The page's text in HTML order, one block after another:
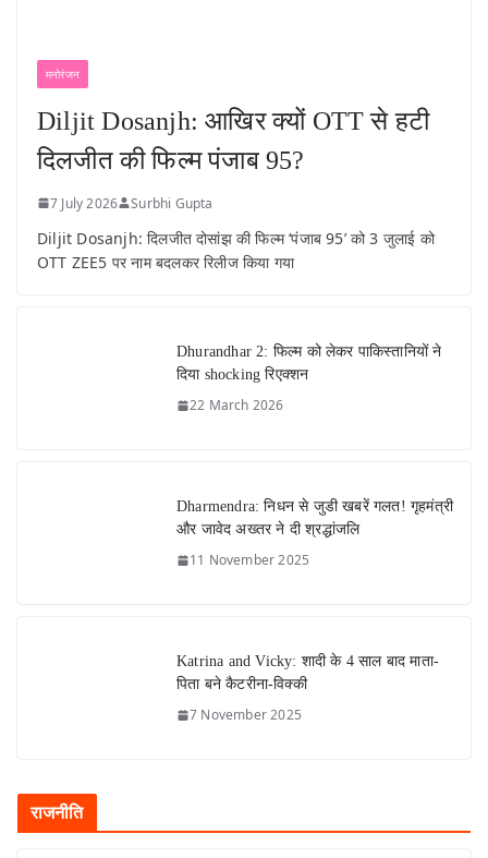
मनोरंजन
Diljit Dosanjh: आखिर क्यों OTT से हटी
दिलजीत की फिल्म पंजाब 95?
7 July 2026 Surbhi Gupta
Diljit Dosanjh: दिलजीत दोसांझ की फिल्म ‘पंजाब 95’ को 3 जुलाई को
OTT ZEE5 पर नाम बदलकर रिलीज किया गया
Dhurandhar 2: फिल्म को लेकर पाकिस्तानियों ने
दिया shocking रिएक्शन
22 March 2026
Dharmendra: निधन से जुडी खबरें गलत! गृहमंत्री
और जावेद अख्तर ने दी श्रद्धांजलि
11 November 2025
Katrina and Vicky: शादी के 4 साल बाद माता-
पिता बने कैटरीना-विक्की
7 November 2025
राजनीति